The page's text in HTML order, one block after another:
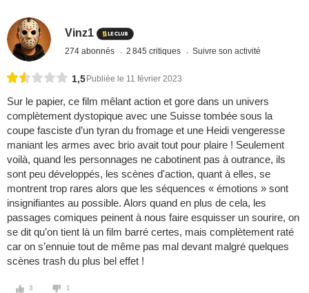
Vinz1
274 abonnés 2 845 critiques Suivre son activité
1,5 Publiée le 11 février 2023
Sur le papier, ce film mêlant action et gore dans un univers
complètement dystopique avec une Suisse tombée sous la
coupe fasciste d’un tyran du fromage et une Heidi vengeresse
maniant les armes avec brio avait tout pour plaire ! Seulement
voilà, quand les personnages ne cabotinent pas à outrance, ils
sont peu développés, les scènes d'action, quant à elles, se
montrent trop rares alors que les séquences « émotions » sont
insignifiantes au possible. Alors quand en plus de cela, les
passages comiques peinent à nous faire esquisser un sourire, on
se dit qu’on tient là un film barré certes, mais complètement raté
car on s’ennuie tout de même pas mal devant malgré quelques
scènes trash du plus bel effet !
3 1